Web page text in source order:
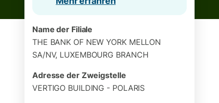
Name der Filiale
THE BANK OF NEW YORK MELLON
SA/NV, LUXEMBOURG BRANCH
Adresse der Zweigstelle
VERTIGO BUILDING - POLARIS